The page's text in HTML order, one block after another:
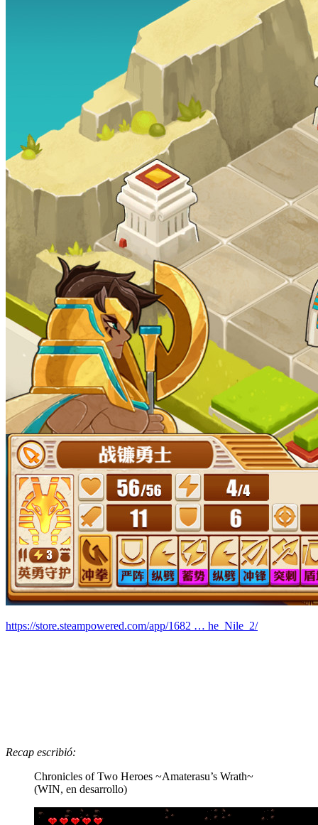
https://store.steampowered.com/app/1682 … he_Nile_2/
Recap escribió:
Chronicles of Two Heroes ~Amaterasu’s Wrath~
(WIN, en desarrollo)